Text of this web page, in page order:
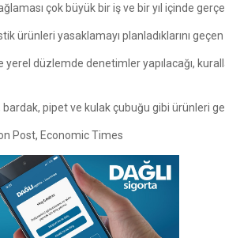
çok büyük bir iş ve bir yıl içinde
ürünleri yasaklamayı planladıklarını geçen
düzlemde denetimler yapılacağı,
pipet ve kulak çubuğu gibi ürünleri
Post, Economic Times